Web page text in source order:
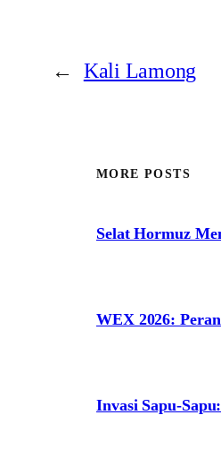
← Kali Lamong
MORE POSTS
Selat Hormuz
WEX 2026:
Invasi Sapu-